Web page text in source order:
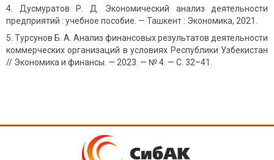
Дусмуратов Р. Д. Экономический анализ деятельности
предприятий : учебное пособие. — Ташкент : Экономика, 2021.
Турсунов Б. А. Анализ финансовых результатов деятельности
коммерческих организаций в условиях Республики Узбекистан
// Экономика и финансы. — 2023. — № 4. — С. 32–41.